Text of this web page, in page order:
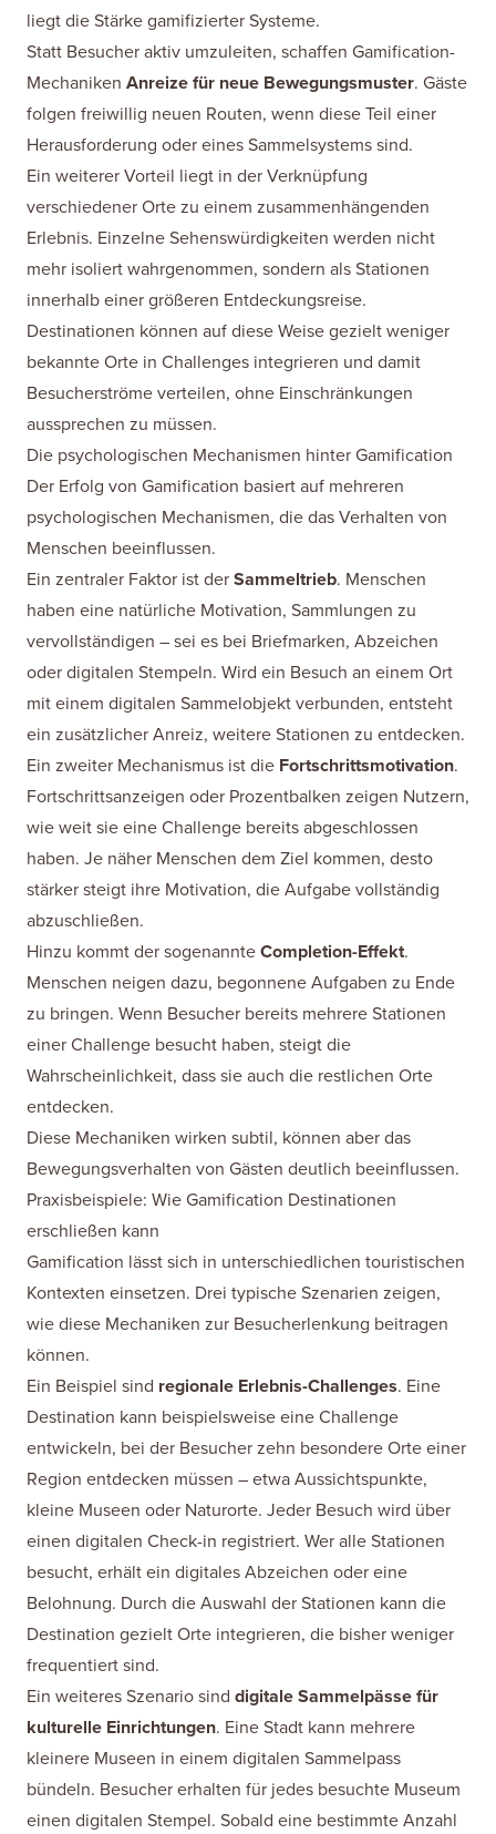
liegt die Stärke gamifizierter Systeme.
Statt Besucher aktiv umzuleiten, schaffen Gamification-
Mechaniken Anreize für neue Bewegungsmuster. Gäste
folgen freiwillig neuen Routen, wenn diese Teil einer
Herausforderung oder eines Sammelsystems sind.
Ein weiterer Vorteil liegt in der Verknüpfung
verschiedener Orte zu einem zusammenhängenden
Erlebnis. Einzelne Sehenswürdigkeiten werden nicht
mehr isoliert wahrgenommen, sondern als Stationen
innerhalb einer größeren Entdeckungsreise.
Destinationen können auf diese Weise gezielt weniger
bekannte Orte in Challenges integrieren und damit
Besucherströme verteilen, ohne Einschränkungen
aussprechen zu müssen.
Die psychologischen Mechanismen hinter Gamification
Der Erfolg von Gamification basiert auf mehreren
psychologischen Mechanismen, die das Verhalten von
Menschen beeinflussen.
Ein zentraler Faktor ist der Sammeltrieb. Menschen
haben eine natürliche Motivation, Sammlungen zu
vervollständigen – sei es bei Briefmarken, Abzeichen
oder digitalen Stempeln. Wird ein Besuch an einem Ort
mit einem digitalen Sammelobjekt verbunden, entsteht
ein zusätzlicher Anreiz, weitere Stationen zu entdecken.
Ein zweiter Mechanismus ist die Fortschrittsmotivation.
Fortschrittsanzeigen oder Prozentbalken zeigen Nutzern,
wie weit sie eine Challenge bereits abgeschlossen
haben. Je näher Menschen dem Ziel kommen, desto
stärker steigt ihre Motivation, die Aufgabe vollständig
abzuschließen.
Hinzu kommt der sogenannte Completion-Effekt.
Menschen neigen dazu, begonnene Aufgaben zu Ende
zu bringen. Wenn Besucher bereits mehrere Stationen
einer Challenge besucht haben, steigt die
Wahrscheinlichkeit, dass sie auch die restlichen Orte
entdecken.
Diese Mechaniken wirken subtil, können aber das
Bewegungsverhalten von Gästen deutlich beeinflussen.
Praxisbeispiele: Wie Gamification Destinationen
erschließen kann
Gamification lässt sich in unterschiedlichen touristischen
Kontexten einsetzen. Drei typische Szenarien zeigen,
wie diese Mechaniken zur Besucherlenkung beitragen
können.
Ein Beispiel sind regionale Erlebnis-Challenges. Eine
Destination kann beispielsweise eine Challenge
entwickeln, bei der Besucher zehn besondere Orte einer
Region entdecken müssen – etwa Aussichtspunkte,
kleine Museen oder Naturorte. Jeder Besuch wird über
einen digitalen Check-in registriert. Wer alle Stationen
besucht, erhält ein digitales Abzeichen oder eine
Belohnung. Durch die Auswahl der Stationen kann die
Destination gezielt Orte integrieren, die bisher weniger
frequentiert sind.
Ein weiteres Szenario sind digitale Sammelpässe für
kulturelle Einrichtungen. Eine Stadt kann mehrere
kleinere Museen in einem digitalen Sammelpass
bündeln. Besucher erhalten für jedes besuchte Museum
einen digitalen Stempel. Sobald eine bestimmte Anzahl